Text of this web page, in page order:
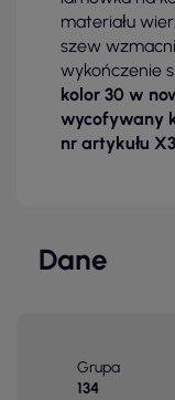
materiału
szew
wykończenie
kolor 30 w
wycofywany
nr artykułu
Dane
Grupa
134